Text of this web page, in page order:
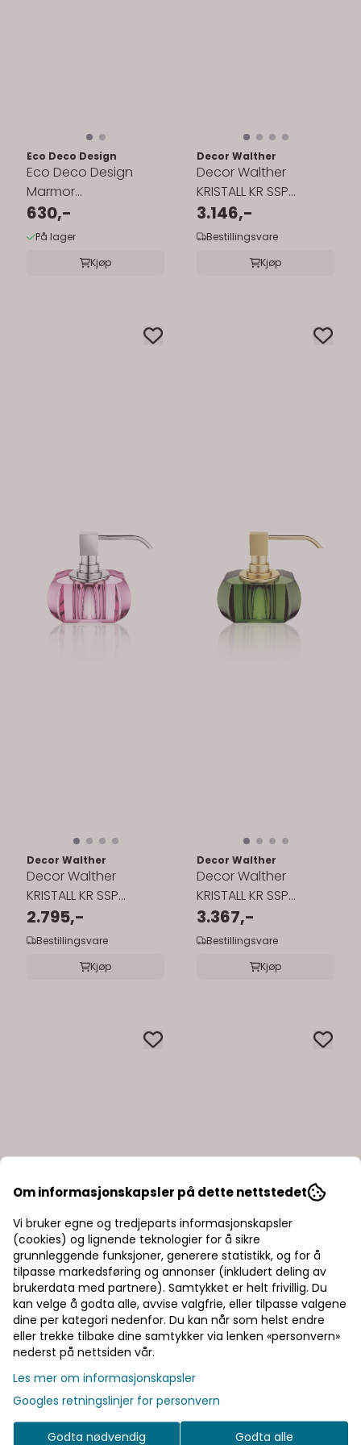
Eco Deco Design
Eco Deco Design
Marmor
Såpedispenser –
Sylinder
630,-
På lager
Kjøp
Decor Walther
Decor Walther
KRISTALL KR SSP
såpedispenser - gull
pumpe
3.146,-
Bestillingsvare
Kjøp
Decor Walther
Decor Walther
KRISTALL KR SSP
såpedispenser - krom
pumpe
2.795,-
Bestillingsvare
Kjøp
Decor Walther
Decor Walther
KRISTALL KR SSP
såpedispenser - matt
gull pumpe
3.367,-
Bestillingsvare
Kjøp
Om informasjonskapsler på dette nettstedet
Vi bruker egne og tredjeparts informasjonskapsler
(cookies) og lignende teknologier for å sikre
grunnleggende funksjoner, generere statistikk, og for å
tilpasse markedsføring og annonser (inkludert deling av
brukerdata med partnere). Samtykket er helt frivillig. Du
kan velge å godta alle, avvise valgfrie, eller tilpasse valgene
dine per kategori nedenfor. Du kan når som helst endre
eller trekke tilbake dine samtykker via lenken «personvern»
nederst på nettsiden vår.
Les mer om informasjonskapsler
Googles retningslinjer for personvern
Godta nødvendig Godta alle